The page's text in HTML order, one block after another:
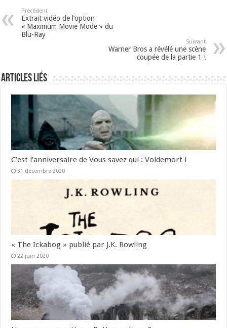
Précédent
Extrait vidéo de l’option
« Maximum Movie Mode » du
Blu-Ray
Suivant
Warner Bros a révélé une scène
coupée de la partie 1 !
Articles liés
C’est l’anniversaire de Vous savez qui : Voldemort !
31 décembre 2020
« The Ickabog » publié par J.K. Rowling
22 juin 2020